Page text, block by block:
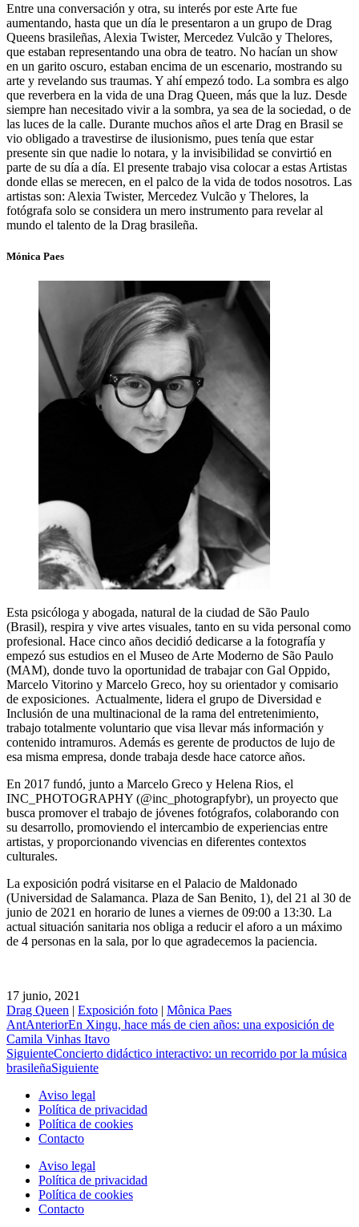
Entre una conversación y otra, su interés por este Arte fue
aumentando, hasta que un día le presentaron a un grupo de Drag
Queens brasileñas, Alexia Twister, Mercedez Vulcão y Thelores,
que estaban representando una obra de teatro. No hacían un show
en un garito oscuro, estaban encima de un escenario, mostrando su
arte y revelando sus traumas. Y ahí empezó todo. La sombra es algo
que reverbera en la vida de una Drag Queen, más que la luz. Desde
siempre han necesitado vivir a la sombra, ya sea de la sociedad, o de
las luces de la calle. Durante muchos años el arte Drag en Brasil se
vio obligado a travestirse de ilusionismo, pues tenía que estar
presente sin que nadie lo notara, y la invisibilidad se convirtió en
parte de su día a día. El presente trabajo visa colocar a estas Artistas
donde ellas se merecen, en el palco de la vida de todos nosotros. Las
artistas son: Alexia Twister, Mercedez Vulcão y Thelores, la
fotógrafa solo se considera un mero instrumento para revelar al
mundo el talento de la Drag brasileña.
Mónica Paes
Esta psicóloga y abogada, natural de la ciudad de São Paulo
(Brasil), respira y vive artes visuales, tanto en su vida personal como
profesional. Hace cinco años decidió dedicarse a la fotografía y
empezó sus estudios en el Museo de Arte Moderno de São Paulo
(MAM), donde tuvo la oportunidad de trabajar con Gal Oppido,
Marcelo Vitorino y Marcelo Greco, hoy su orientador y comisario
de exposiciones. Actualmente, lidera el grupo de Diversidad e
Inclusión de una multinacional de la rama del entretenimiento,
trabajo totalmente voluntario que visa llevar más información y
contenido intramuros. Además es gerente de productos de lujo de
esa misma empresa, donde trabaja desde hace catorce años.
En 2017 fundó, junto a Marcelo Greco y Helena Rios, el
INC_PHOTOGRAPHY (@inc_photograpfybr), un proyecto que
busca promover el trabajo de jóvenes fotógrafos, colaborando con
su desarrollo, promoviendo el intercambio de experiencias entre
artistas, y proporcionando vivencias en diferentes contextos
culturales.
La exposición podrá visitarse en el Palacio de Maldonado
(Universidad de Salamanca. Plaza de San Benito, 1), del 21 al 30 de
junio de 2021 en horario de lunes a viernes de 09:00 a 13:30. La
actual situación sanitaria nos obliga a reducir el aforo a un máximo
de 4 personas en la sala, por lo que agradecemos la paciencia.
17 junio, 2021
Drag Queen | Exposición foto | Mônica Paes
AntAnteriorEn Xingu, hace más de cien años: una exposición de
Camila Vinhas Itavo
SiguienteConcierto didáctico interactivo: un recorrido por la música
brasileñaSiguiente
Aviso legal
Política de privacidad
Política de cookies
Contacto
Aviso legal
Política de privacidad
Política de cookies
Contacto